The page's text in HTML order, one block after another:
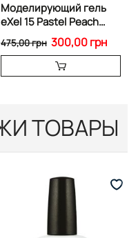
Моделирующий гель
eXel 15 Pastel Peach
30мл
300,00 грн
475,00 грн
ТОВАРЫ